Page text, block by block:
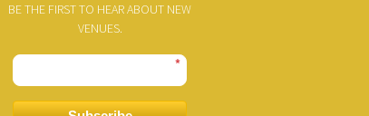
BE THE FIRST TO HEAR ABOUT NEW
VENUES.
*